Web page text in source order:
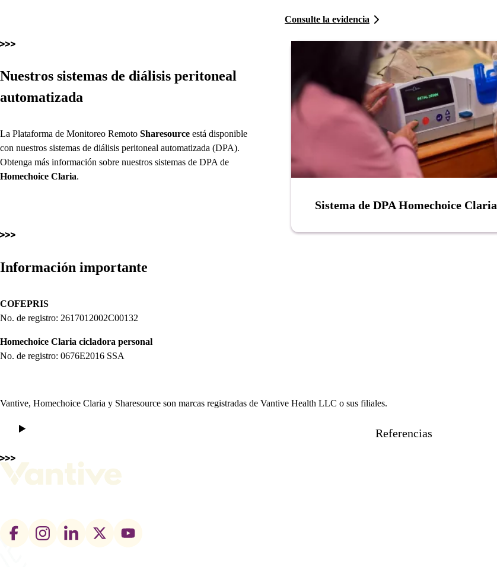
Consulte la evidencia
Nuestros sistemas de diálisis peritoneal
automatizada
La Plataforma de Monitoreo Remoto Sharesource está disponible
con nuestros sistemas de diálisis peritoneal automatizada (DPA).
Obtenga más información sobre nuestros sistemas de DPA de
Homechoice Claria.
Sistema de DPA Homechoice Claria
Información importante
COFEPRIS
No. de registro: 2617012002C00132
Homechoice Claria cicladora personal
No. de registro: 0676E2016 SSA
Vantive, Homechoice Claria y Sharesource son marcas registradas de Vantive Health LLC o sus filiales.
Referencias
Footer